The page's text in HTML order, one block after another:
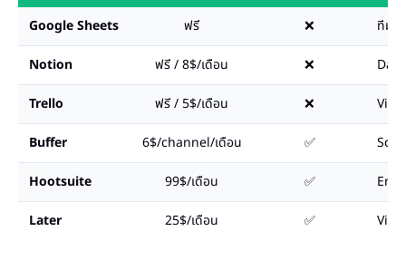
Google Sheets ฟรี ❌ ทีมเ
Notion ฟรี / 8$/เดือน ❌
Trello ฟรี / 5$/เดือน ❌
Buffer 6$/channel/เดือน ✅
Hootsuite 99$/เดือน ✅
Later 25$/เดือน ✅